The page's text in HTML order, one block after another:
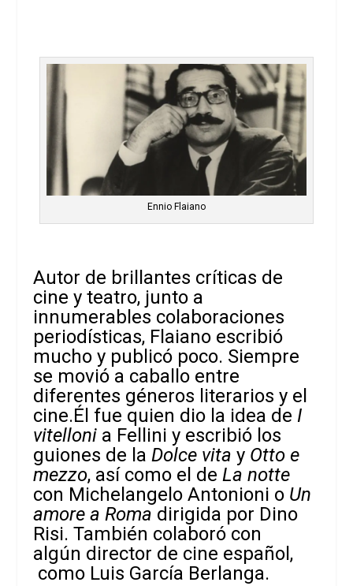
Ennio Flaiano
Autor de brillantes críticas de
cine y teatro, junto a
innumerables colaboraciones
periodísticas, Flaiano escribió
mucho y publicó poco. Siempre
se movió a caballo entre
diferentes géneros literarios y el
cine.Él fue quien dio la idea de I
vitelloni a Fellini y escribió los
guiones de laDolce vita y Otto e
mezzo, así como el deLa notte
con Michelangelo Antonioni o Un
amore a Roma dirigida por Dino
Risi. También colaboró con
algún director de cine español,
como Luis García Berlanga.